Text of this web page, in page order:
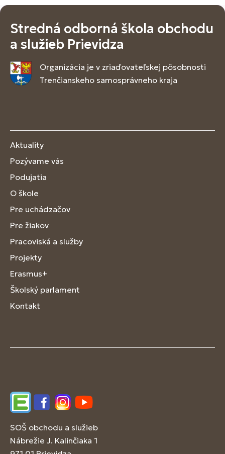
Stredná odborná škola obchodu
a služieb Prievidza
Organizácia je v zriaďovateľskej pôsobnosti
Trenčianskeho samosprávneho kraja
Aktuality
Pozývame vás
Podujatia
O škole
Pre uchádzačov
Pre žiakov
Pracoviská a služby
Projekty
Erasmus+
Školský parlament
Kontakt
EdupageFacebookInstagram
YouTube
SOŠ obchodu a služieb
Nábrežie J. Kalinčiaka 1